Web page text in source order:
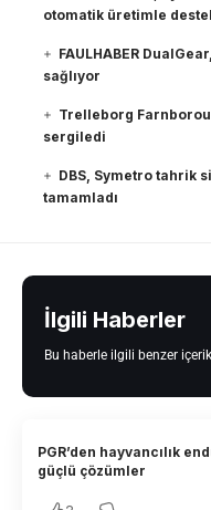
otomatik üretimle
FAULHABER
sağlıyor
Trelleborg
sergiledi
DBS, Symetro tahrik
tamamladı
İlgili Haberler
Bu haberle ilgili benzer
PGR’den hayvancılık
güçlü çözümler